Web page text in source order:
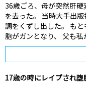
36歳ごろ、母が突然肝
を去った。 当時大手出
調をくずし出した。 も
胞がガンとなり、 父も私
17歳の時にレイプされ堕